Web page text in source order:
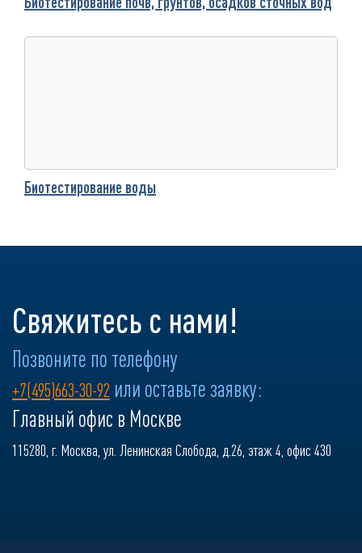
Биотестирование воды
Свяжитесь с нами!
Позвоните по телефону
+7(495)663-30-92 или оставьте заявку:
Главный офис в Москве
115280, г. Москва, ул. Ленинская Слобода, д.26, этаж 4, офис 430